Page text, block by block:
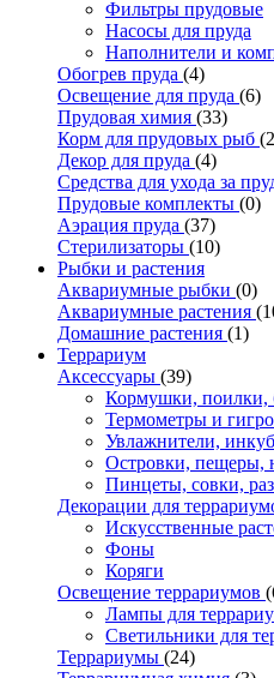
Фильтры прудовые
Насосы для пруда
Наполнители и
Обогрев пруда (4)
Освещение для пруда (6)
Прудовая химия (33)
Корм для прудовых рыб
Декор для пруда (4)
Средства для ухода за
Прудовые комплекты (0)
Аэрация пруда (37)
Стерилизаторы (10)
Рыбки и растения
Аквариумные рыбки (0)
Аквариумные растения
Домашние растения (1)
Террариум
Аксессуары (39)
Кормушки, поилки,
Термометры и
Увлажнители,
Островки, пещеры,
Пинцеты, совки,
Декорации для
Искусственные
Фоны
Коряги
Освещение террариумов
Лампы для
Светильники для
Террариумы (24)